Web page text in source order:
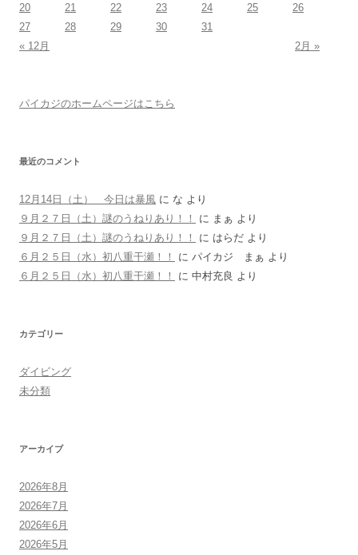
20
21 22 23 24 25
26
27
28 29 30
31
« 12月
2月 »
パイカジのホームページはこちら
最近のコメント
12月14日（土） 今日は暴風 に な より
９月２７日（土）謎のうねりあり！！
に まぁ より
９月２７日（土）謎のうねりあり！！
に はらだ より
６月２５日（水）初八重干瀬！！
に パイカジ まぁ より
６月２５日（水）初八重干瀬！！
に 中村充良 より
カテゴリー
ダイビング
未分類
アーカイブ
2026年8月
2026年7月
2026年6月
2026年5月